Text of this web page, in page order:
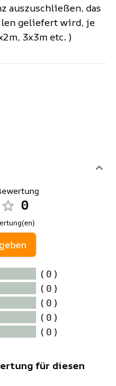
auszuschließen, das
geliefert wird, je
3x3m etc. )
0
( 0 )
( 0 )
( 0 )
( 0 )
( 0 )
für diesen